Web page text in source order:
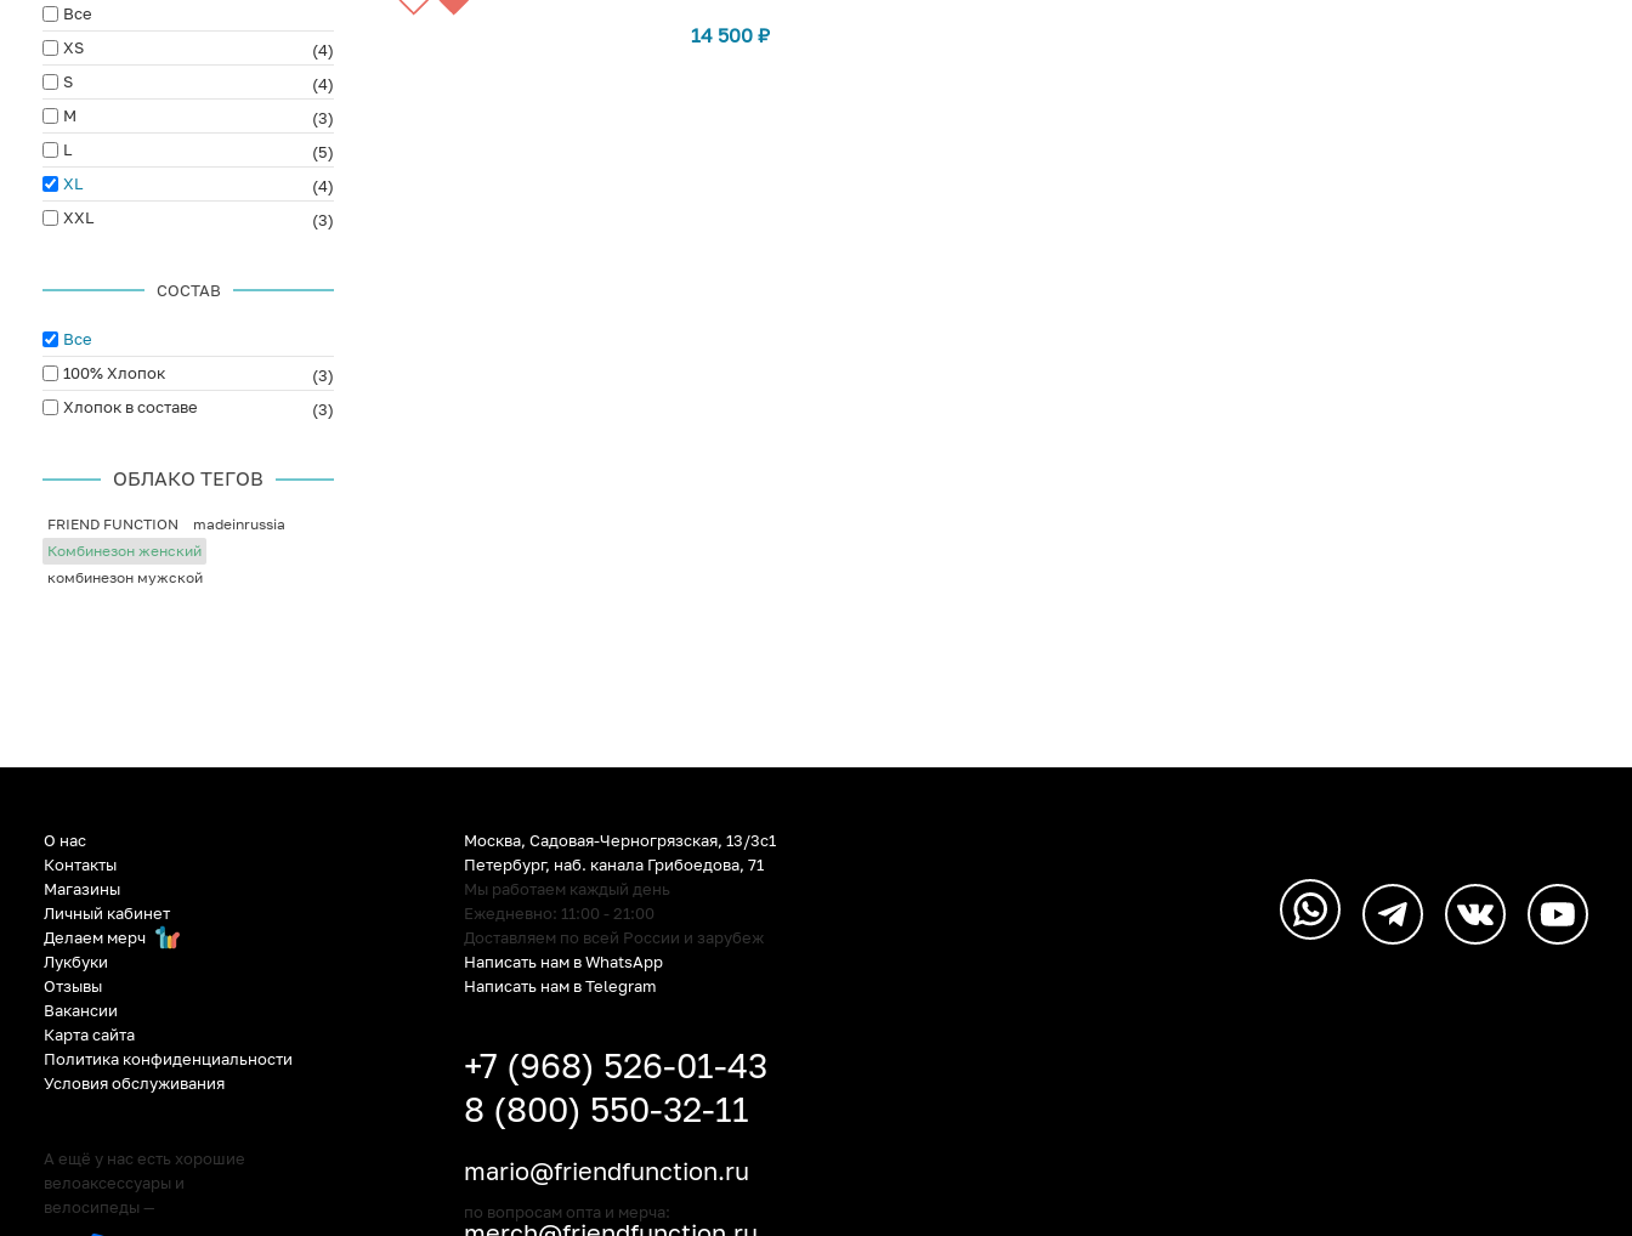
14 500 ₽
Все
XS
(4)
S
(4)
M
(3)
L
(5)
XL
(4)
XXL
(3)
СОСТАВ
Все
100% Хлопок
(3)
Хлопок в составе
(3)
ОБЛАКО ТЕГОВ
FRIEND FUNCTION
madeinrussia
Комбинезон женский
комбинезон мужской
О нас
Контакты
Магазины
Личный кабинет
Делаем мерч
Лукбуки
Отзывы
Вакансии
Карта сайта
Политика конфиденциальности
Условия обслуживания
А ещё у нас есть хорошие
велоаксессуары и
велосипеды —
Москва, Садовая-Черногрязская, 13/3c1
Петербург, наб. канала Грибоедова, 71
Мы работаем каждый день
Ежедневно: 11:00 - 21:00
Доставляем по всей России и зарубеж
Написать нам в WhatsApp
Написать нам в Telegram
+7 (968) 526-01-43
8 (800) 550-32-11
mario@friendfunction.ru
по вопросам опта и мерча: